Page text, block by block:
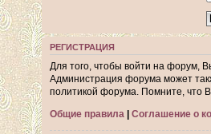
РЕГИСТРАЦИЯ
Для того, чтобы войти на форум,
Администрация форума может
политикой форума. Помните, что
Общие правила | Соглашение о